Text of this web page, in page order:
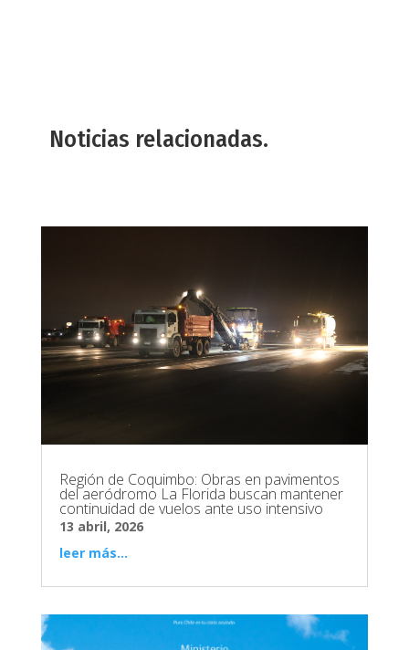
Noticias relacionadas.
Región de Coquimbo: Obras en pavimentos
del aeródromo La Florida buscan mantener
continuidad de vuelos ante uso intensivo
13 abril, 2026
leer más...